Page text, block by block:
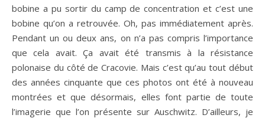
bobine a pu sortir du camp de concentration et c’est une
bobine qu’on a retrouvée. Oh, pas immédiatement après.
Pendant un ou deux ans, on n’a pas compris l’importance
que cela avait. Ça avait été transmis à la résistance
polonaise du côté de Cracovie. Mais c’est qu’au tout début
des années cinquante que ces photos ont été à nouveau
montrées et que désormais, elles font partie de toute
l’imagerie que l’on présente sur Auschwitz. D’ailleurs, je